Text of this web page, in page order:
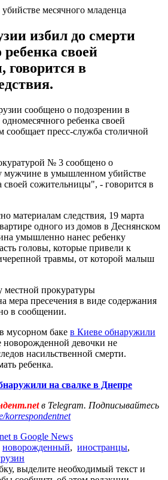
месячного младенца
избил до смерти
ребенка своей
говорится в
сообщено о подозрении в
ребенка своей
пресс-служба столичной
№ 3 сообщено о
мужчине в умышленном убийстве
своей сожительницы", - говорится в
материалам следствия, 19 марта
одного из домов в Деснянском
умышленно нанес ребенку
головы, которые привели к
травмы, от которой малыш
местной прокуратуры
мера пресечения в виде содержания
в сообщении.
мусорном баке в Киеве обнаружили
новорожденной девочки не
насильственной смерти.
ребенка.
на свалке в Днепре
в Telegram. Подписывайтесь
korrespondentnet
в Google News
новорожденный, иностранцы,
выделите необходимый текст и